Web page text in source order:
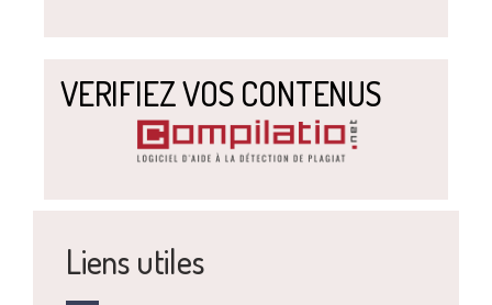
VERIFIEZ VOS CONTENUS
Liens utiles